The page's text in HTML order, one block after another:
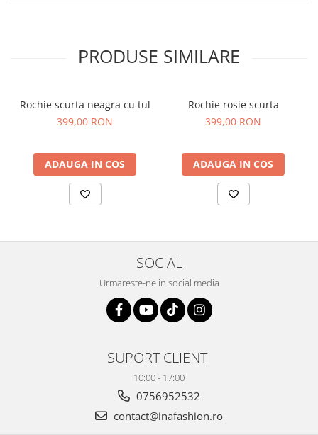
PRODUSE SIMILARE
Rochie scurta neagra cu tul
399,00 RON
ADAUGA IN COS
Rochie rosie scurta
399,00 RON
ADAUGA IN COS
SOCIAL
Urmareste-ne in social media
SUPORT CLIENTI
10:00 - 17:00
0756952532
contact@inafashion.ro